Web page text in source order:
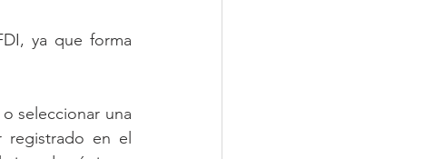
ya que forma
seleccionar una
registrado en el